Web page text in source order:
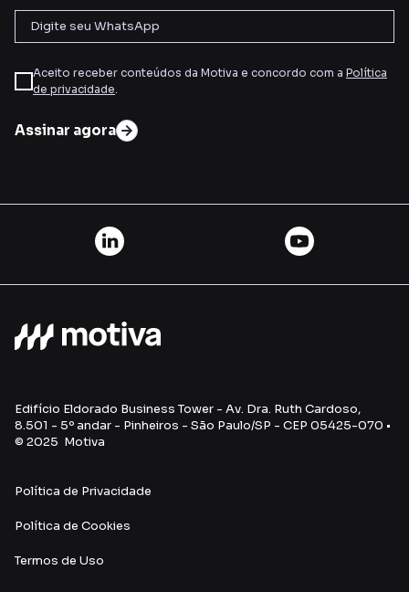
Aceito receber conteúdos da Motiva e concordo com a Política
de privacidade.
Assinar agora
Edifício Eldorado Business Tower - Av. Dra. Ruth Cardoso,
8.501 - 5º andar - Pinheiros - São Paulo/SP - CEP 05425-070 •
© 2025 Motiva
Política de Privacidade
Política de Cookies
Termos de Uso